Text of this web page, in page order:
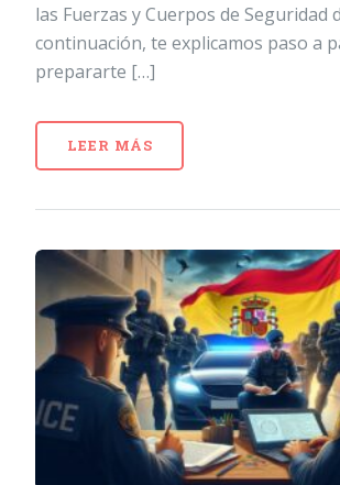
las Fuerzas y Cuerpos de Seguridad
continuación, te explicamos paso a
prepararte […]
LEER MÁS